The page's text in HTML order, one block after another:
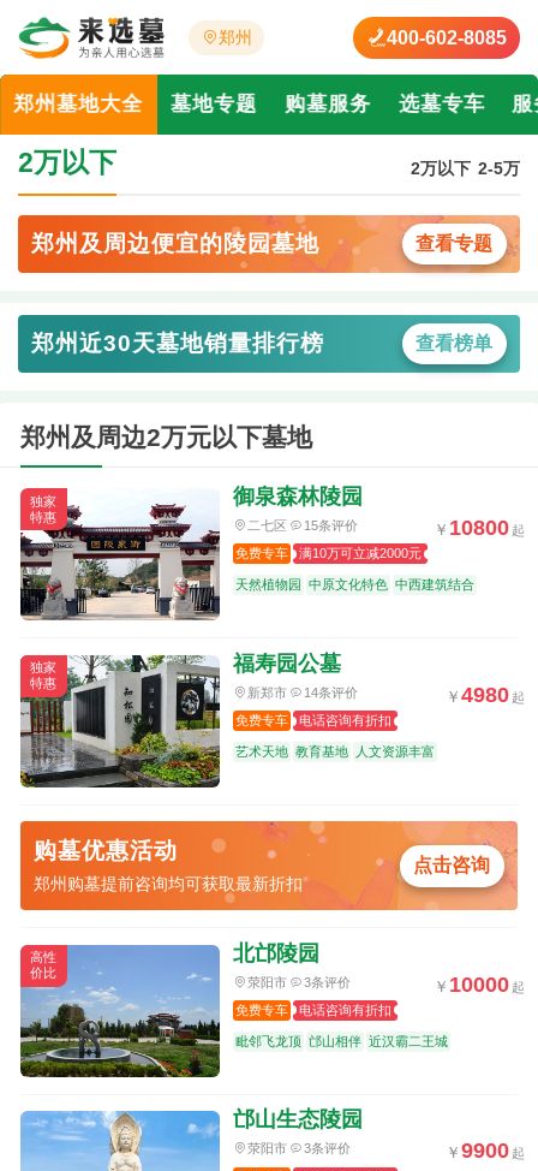
郑州 400-602-8085
郑州墓地大全 墓地专题 购墓服务 选墓专车
2万以下 2万以下 2-5万
郑州及周边便宜的陵园墓地 查看专题
郑州近30天墓地销量排行榜 查看榜单
郑州及周边2万元以下墓地
独家
特惠
御泉森林陵园
10800
二七区
15条评价
免费专车
满10万可立减2000元
天然植物园 中原文化特色 中西建筑结合
独家
特惠
福寿园公墓
4980
新郑市
14条评价
免费专车
电话咨询有折扣
艺术天地 教育基地 人文资源丰富
购墓优惠活动
郑州购墓提前咨询均可获取最新折扣
点击咨询
高性
价比
北邙陵园
10000
荥阳市
3条评价
免费专车
电话咨询有折扣
毗邻飞龙顶 邙山相伴 近汉霸二王城
邙山生态陵园
9900
荥阳市
3条评价